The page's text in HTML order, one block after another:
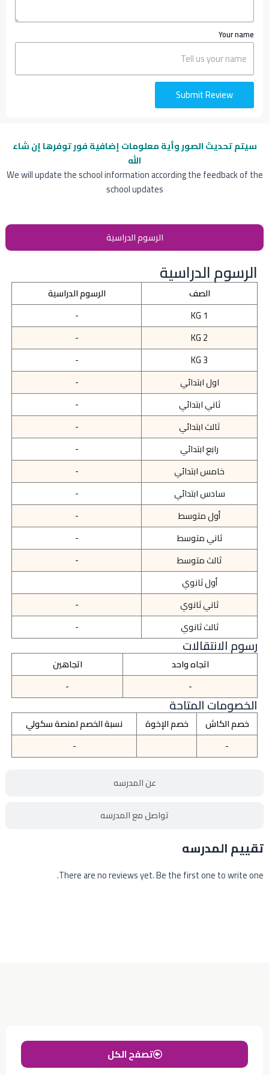
سيتم تحديث الصور وأية معلومات إضافيةفور توفرها إن شاء
الله
We will update the school information according the feedback of the
school updates
الرسوم الدراسية
عن المدرسه
تواصل مع المدرسه
الرسوم الدراسية
الصف
الرسوم الدراسية
KG 1
-
KG 2
-
KG 3
-
اول ابتدائي
-
ثاني ابتدائي
-
ثالث ابتدائي
-
رابع ابتدائي
-
خامس ابتدائي
-
سادس ابتدائي
-
أول متوسط
-
ثاني متوسط
-
ثالث متوسط
-
أول ثانوي
ثاني ثانوي
-
ثالث ثانوي
-
رسوم الانتقالات
اتجاه واحد
اتجاهين
-
-
الخصومات المتاحة
خصم الكاش خصم الإخوة
نسبة الخصم لمنصة سكولي
-
-
تقييم المدرسه
There are no reviews yet. Be the first one to write one.
Your name
Submit Review
تصفح الكل